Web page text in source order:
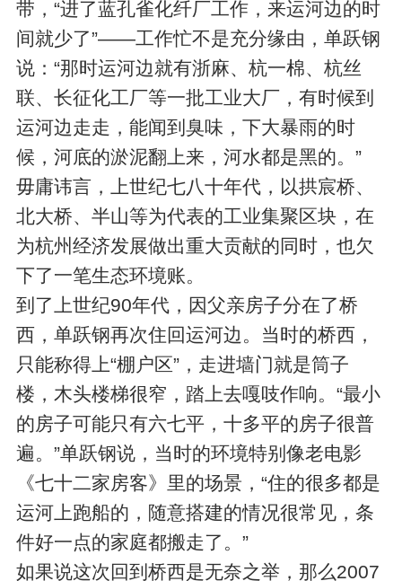
带，“进了蓝孔雀化纤厂工作，来运河边的时
间就少了”——工作忙不是充分缘由，单跃钢
说：“那时运河边就有浙麻、杭一棉、杭丝
联、长征化工厂等一批工业大厂，有时候到
运河边走走，能闻到臭味，下大暴雨的时
候，河底的淤泥翻上来，河水都是黑的。”
毋庸讳言，上世纪七八十年代，以拱宸桥、
北大桥、半山等为代表的工业集聚区块，在
为杭州经济发展做出重大贡献的同时，也欠
下了一笔生态环境账。
到了上世纪90年代，因父亲房子分在了桥
西，单跃钢再次住回运河边。当时的桥西，
只能称得上“棚户区”，走进墙门就是筒子
楼，木头楼梯很窄，踏上去嘎吱作响。“最小
的房子可能只有六七平，十多平的房子很普
遍。”单跃钢说，当时的环境特别像老电影
《七十二家房客》里的场景，“住的很多都是
运河上跑船的，随意搭建的情况很常见，条
件好一点的家庭都搬走了。”
如果说这次回到桥西是无奈之举，那么2007